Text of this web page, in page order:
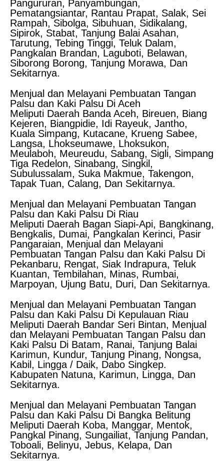
Pangururan, Panyambungan,
Pematangsiantar, Rantau Prapat, Salak, Sei
Rampah, Sibolga, Sibuhuan, Sidikalang,
Sipirok, Stabat, Tanjung Balai Asahan,
Tarutung, Tebing Tinggi, Teluk Dalam,
Pangkalan Brandan, Laguboti, Belawan,
Siborong Borong, Tanjung Morawa, Dan
Sekitarnya.
Menjual dan Melayani Pembuatan Tangan
Palsu dan Kaki Palsu Di Aceh
Meliputi Daerah Banda Aceh, Bireuen, Biang
Kejeren, Biangpidie, Idi Rayeuk, Jantho,
Kuala Simpang, Kutacane, Krueng Sabee,
Langsa, Lhokseumawe, Lhoksukon,
Meulaboh, Meureudu, Sabang, Sigli, Simpang
Tiga Redelon, Sinabang, Singkil,
Subulussalam, Suka Makmue, Takengon,
Tapak Tuan, Calang, Dan Sekitarnya.
Menjual dan Melayani Pembuatan Tangan
Palsu dan Kaki Palsu Di Riau
Meliputi Daerah Bagan Siapi-Api, Bangkinang,
Bengkalis, Dumai, Pangkalan Kerinci, Pasir
Pangaraian, Menjual dan Melayani
Pembuatan Tangan Palsu dan Kaki Palsu Di
Pekanbaru, Rengat, Siak Indrapura, Teluk
Kuantan, Tembilahan, Minas, Rumbai,
Marpoyan, Ujung Batu, Duri, Dan Sekitarnya.
Menjual dan Melayani Pembuatan Tangan
Palsu dan Kaki Palsu Di Kepulauan Riau
Meliputi Daerah Bandar Seri Bintan, Menjual
dan Melayani Pembuatan Tangan Palsu dan
Kaki Palsu Di Batam, Ranai, Tanjung Balai
Karimun, Kundur, Tanjung Pinang, Nongsa,
Kabil, Lingga / Daik, Dabo Singkep.
Kabupaten Natuna, Karimun, Lingga, Dan
Sekitarnya.
Menjual dan Melayani Pembuatan Tangan
Palsu dan Kaki Palsu Di Bangka Belitung
Meliputi Daerah Koba, Manggar, Mentok,
Pangkal Pinang, Sungailiat, Tanjung Pandan,
Toboali, Belinyu, Jebus, Kelapa, Dan
Sekitarnya.